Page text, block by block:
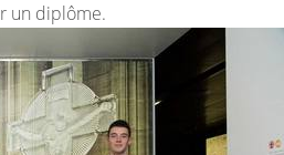
un diplôme.